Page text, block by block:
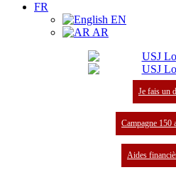
FR
EN
AR
Je fais un
Campagne 150
Aides